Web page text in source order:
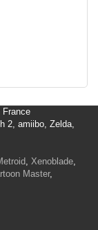
France
2, amiibo, Zelda,
, Xenoblade,
Master,